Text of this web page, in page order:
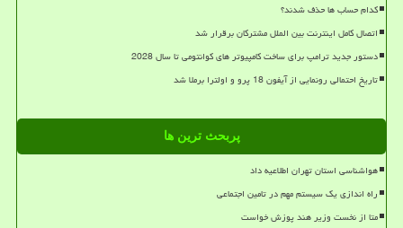
کدام حساب ها حذف شدند؟
اتصال کامل اینترنت بین الملل مشترکان برقرار شد
دستور جدید ترامپ برای ساخت کامپیوتر های کوانتومی تا سال 2028
تاریخ احتمالی رونمایی از آیفون 18 پرو و اولترا برملا شد
پربحث ترین ها
هواشناسی استان تهران اطلاعیه داد
راه اندازی یک سیستم مهم در تامین اجتماعی
متا از نخست وزیر هند پوزش خواست